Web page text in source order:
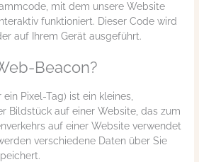
mit dem unsere Website
funktioniert. Dieser Code wird
auf Ihrem Gerät ausgeführt.
Beacon?
Pixel-Tag) ist ein kleines,
Bildstück auf einer Website, das zum
auf einer Website verwendet
verschiedene Daten über Sie